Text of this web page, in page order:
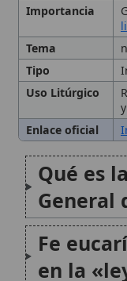
Uso Litúrgico
y
Enlace oficial
Qué es la
General
Fe
en la «ley
Tradición
de